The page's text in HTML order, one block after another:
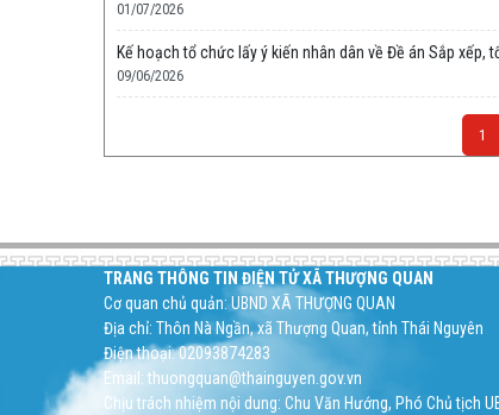
01/07/2026
Kế hoạch tổ chức lấy ý kiến nhân dân về Đề án Sắp
09/06/2026
1
TRANG THÔNG TIN ĐIỆN TỬ XÃ THƯỢNG QUAN
Cơ quan chủ quản: UBND XÃ THƯỢNG QUAN
Địa chỉ: Thôn Nà Ngần, xã Thượng Quan, tỉnh Thái Nguyên
Điện thoại: 02093874283
Email: thuongquan@thainguyen.gov.vn
Chịu trách nhiệm nội dung: Chu Văn Hướng, Phó Chủ tịch